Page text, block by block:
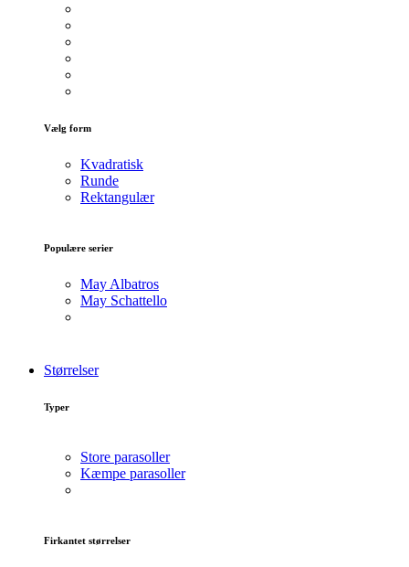
Vælg form
Kvadratisk
Runde
Rektangulær
Populære serier
May Albatros
May Schattello
Størrelser
Typer
Store parasoller
Kæmpe parasoller
Firkantet størrelser